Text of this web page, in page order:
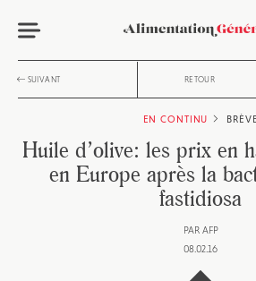
SUIVANT RETOUR
EN CONTINU BRÈVE
Huile d’olive: les prix en
en Europe après la
fastidiosa
PAR AFP
08.02.16